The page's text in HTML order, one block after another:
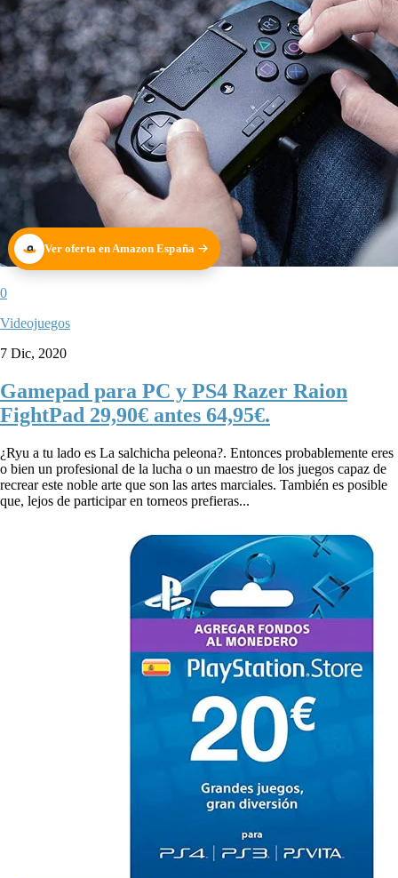
Ver oferta en Amazon España
0
Videojuegos
7 Dic, 2020
Gamepad para PC y PS4 Razer Raion
FightPad 29,90€ antes 64,95€.
¿Ryu a tu lado es La salchicha peleona?. Entonces probablemente eres
o bien un profesional de la lucha o un maestro de los juegos capaz de
recrear este noble arte que son las artes marciales. También es posible
que, lejos de participar en torneos prefieras...